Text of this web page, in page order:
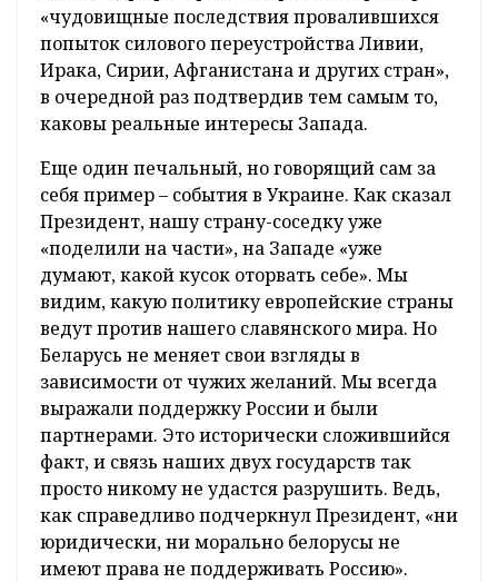
«чудовищные последствия провалившихся
попыток силового переустройства Ливии,
Ирака, Сирии, Афганистана и других стран»,
в очередной раз подтвердив тем самым то,
каковы реальные интересы Запада.
Еще один печальный, но говорящий сам за
себя пример – события в Украине. Как сказал
Президент, нашу страну-соседку уже
«поделили на части», на Западе «уже
думают, какой кусок оторвать себе». Мы
видим, какую политику европейские страны
ведут против нашего славянского мира. Но
Беларусь не меняет свои взгляды в
зависимости от чужих желаний. Мы всегда
выражали поддержку России и были
партнерами. Это исторически сложившийся
факт, и связь наших двух государств так
просто никому не удастся разрушить. Ведь,
как справедливо подчеркнул Президент, «ни
юридически, ни морально белорусы не
имеют права не поддерживать Россию».